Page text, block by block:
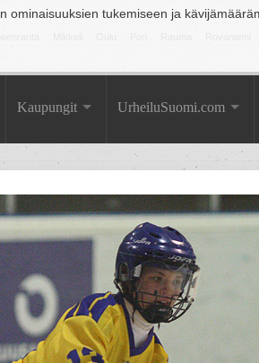
tukemiseen ja
Kaupungit UrheiluSuomi.com